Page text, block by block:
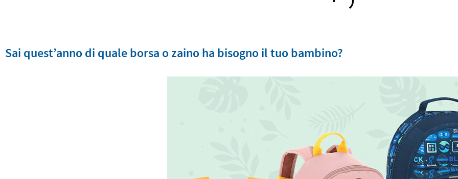
Sai quest’anno di quale borsa o zaino ha bisogno il tuo bambino?